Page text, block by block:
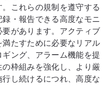
これらの規制を遵守する
・報告できる高度なモニ
があります。アクティブ
たすために必要なリアル
ング、アラーム機能を提
枠組みを強化し、より厳
し続けるにつれ、高度な